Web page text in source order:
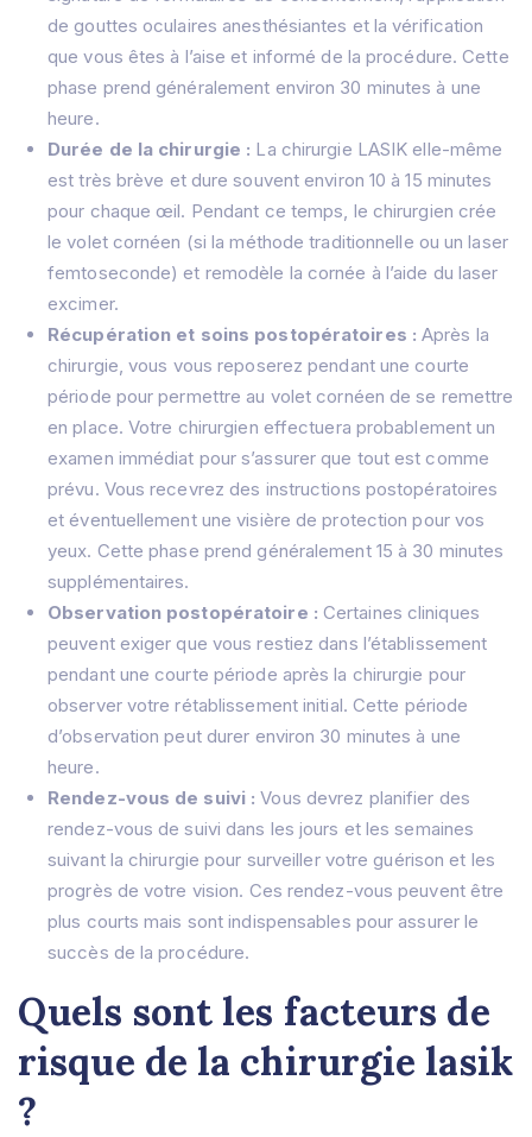
de gouttes oculaires anesthésiantes et la vérification
que vous êtes à l’aise et informé de la procédure. Cette
phase prend généralement environ 30 minutes à une
heure.
Durée de la chirurgie : La chirurgie LASIK elle-même
est très brève et dure souvent environ 10 à 15 minutes
pour chaque œil. Pendant ce temps, le chirurgien crée
le volet cornéen (si la méthode traditionnelle ou un laser
femtoseconde) et remodèle la cornée à l’aide du laser
excimer.
Récupération et soins postopératoires : Après la
chirurgie, vous vous reposerez pendant une courte
période pour permettre au volet cornéen de se remettre
en place. Votre chirurgien effectuera probablement un
examen immédiat pour s’assurer que tout est comme
prévu. Vous recevrez des instructions postopératoires
et éventuellement une visière de protection pour vos
yeux. Cette phase prend généralement 15 à 30 minutes
supplémentaires.
Observation postopératoire : Certaines cliniques
peuvent exiger que vous restiez dans l’établissement
pendant une courte période après la chirurgie pour
observer votre rétablissement initial. Cette période
d’observation peut durer environ 30 minutes à une
heure.
Rendez-vous de suivi : Vous devrez planifier des
rendez-vous de suivi dans les jours et les semaines
suivant la chirurgie pour surveiller votre guérison et les
progrès de votre vision. Ces rendez-vous peuvent être
plus courts mais sont indispensables pour assurer le
succès de la procédure.
Quels sont les facteurs de
risque de la chirurgie lasik
?